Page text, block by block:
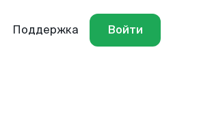
Поддержка Войти